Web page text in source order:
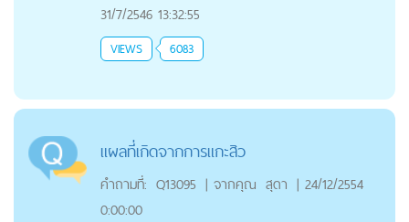
31/7/2546 13:32:55
VIEWS 6083
แผลที่เกิดจากการแกะสิว
คำถามที่: Q13095 | จากคุณ สุดา | 24/12/2554
0:00:00